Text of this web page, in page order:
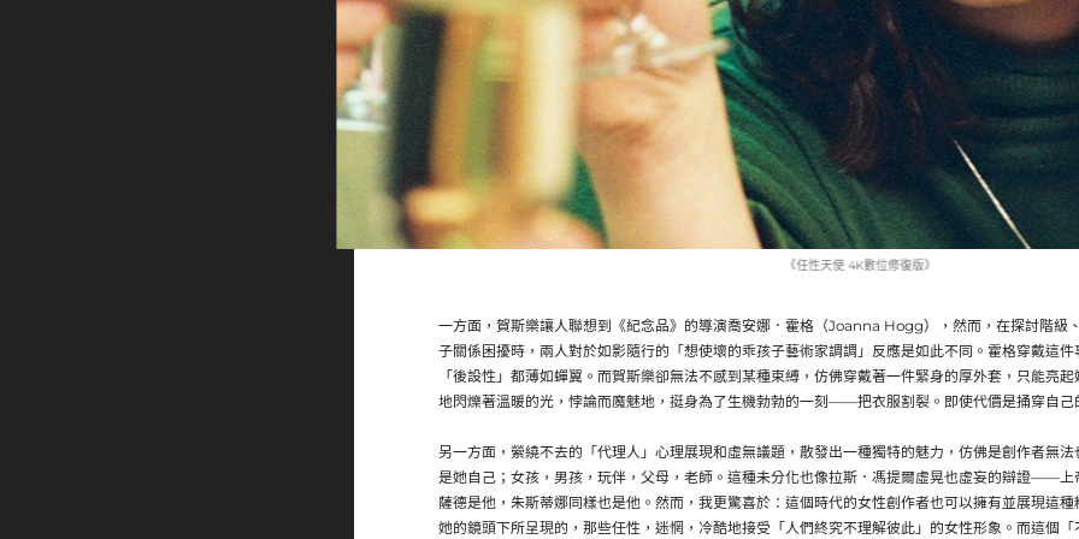
《任性天使 4K數位修復版》
一方面，賀斯樂讓人聯想到《紀念品》的導演喬安娜．霍格（Joanna Hogg），然而，在探討階級
子關係困擾時，兩人對於如影隨行的「想使壞的乖孩子藝術家調調」反應是如此不同。霍格穿戴這
「後設性」都薄如蟬翼。而賀斯樂卻無法不感到某種束縛，仿佛穿戴著一件緊身的厚外套，只能亮
地閃爍著溫暖的光，悖論而魔魅地，挺身為了生機勃勃的一刻——把衣服割裂。即使代價是捅穿自己
另一方面，縈繞不去的「代理人」心理展現和虛無議題，散發出一種獨特的魅力，仿佛是創作者無
是她自己；女孩，男孩，玩伴，父母，老師。這種未分化也像拉斯．馮提爾虛晃也虛妄的辯證——上
薩德是他，朱斯蒂娜同樣也是他。然而，我更驚喜於：這個時代的女性創作者也可以擁有並展現這
她的鏡頭下所呈現的，那些任性，迷惘，冷酷地接受「人們終究不理解彼此」的女性形象。而這個